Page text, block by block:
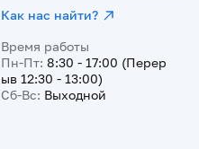
Как нас найти?
Время работы
Пн-Пт: 8:30 - 17:00 (Перер
ыв 12:30 - 13:00)
Сб-Вс: Выходной